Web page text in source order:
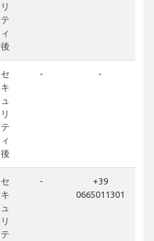
リ
テ
ィ
後
セ
キ
ュ
リ
テ
ィ
後
- -
セ
キ
ュ
リ
テ
-
+39
0665011301